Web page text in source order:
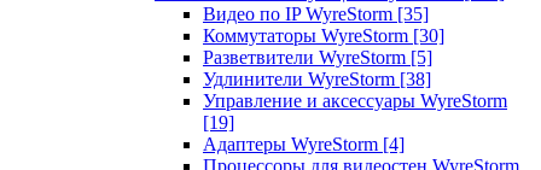
Видео по IP WyreStorm [35]
Коммутаторы WyreStorm [30]
Разветвители WyreStorm [5]
Удлинители WyreStorm [38]
Управление и аксессуары WyreStorm
[19]
Адаптеры WyreStorm [4]
Процессоры для видеостен WyreStorm